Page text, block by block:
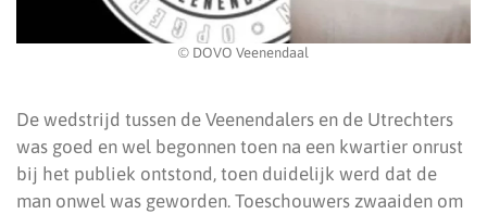
© DOVO Veenendaal
De wedstrijd tussen de Veenendalers en de Utrechters
was goed en wel begonnen toen na een kwartier onrust
bij het publiek ontstond, toen duidelijk werd dat de
man onwel was geworden. Toeschouwers zwaaiden om